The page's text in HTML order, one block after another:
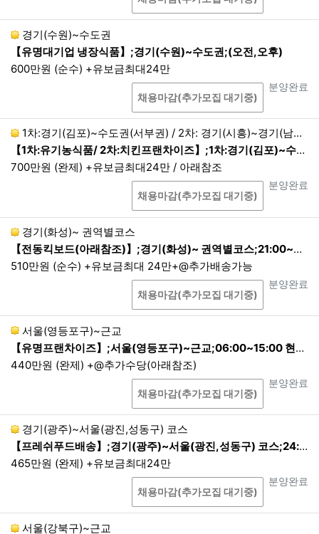
경기(수원)~수도권
【유명대기업 냉장식품】;경기(수원)~수도권;(오전,오후)
600만원 (순수) +유보금최대24만
진행상태
분양완료
상담
채용마감(추가모집 대기중)
1차:경기(김포)~수도권(서부권) / 2차: 경기(시흥)~경기(남부권) 현지퇴근
【1차:유기농식품/ 2차:치킨프랜차이즈】;1차:경기(김포)~수도권(서부권) / 2차: 경기(시흥)~경기(남부권) 현지퇴근;1차 :01:00~06:00 / 2차:07:00~14:0…
700만원 (완제) +유보금최대24만 / 아래참조
진행상태
분양완료
상담
채용마감(추가모집 대기중)
경기(화성)~ 권역별코스
【전동킥보드(아래참조)】;경기(화성)~ 권역별코스;21:00~03:00
510만원 (순수) +유보금최대 24만+@추가배송가능
진행상태
분양완료
상담
채용마감(추가모집 대기중)
서울(영등포구)~근교
【유명프랜차이즈】;서울(영등포구)~근교;06:00~15:00 현지퇴근
440만원 (완제) +@추가수당(아래참조)
진행상태
분양완료
상담
채용마감(추가모집 대기중)
경기(광주)~서울(광진,성동구) 코스
【프레쉬푸드배송】;경기(광주)~서울(광진,성동구) 코스;24:00~07:00 1배송 현지퇴근
465만원 (완제) +유보금최대24만
진행상태
분양완료
상담
채용마감(추가모집 대기중)
서울(강북구)~근교